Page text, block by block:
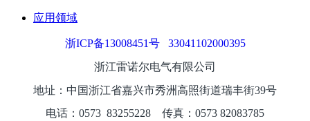
应用领域
浙ICP备13008451号
33041102000395
浙江雷诺尔电气有限公司
地址：中国浙江省嘉兴市秀洲高照街道瑞丰街39号
电话：0573 83255228 传真：0573 82083785